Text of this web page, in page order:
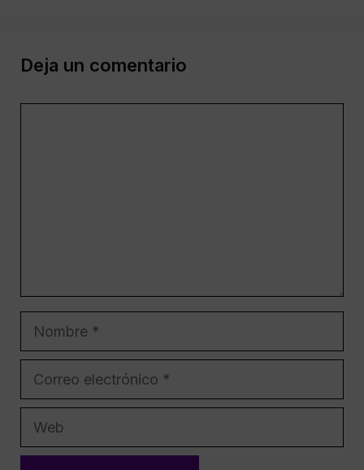
Deja un comentario